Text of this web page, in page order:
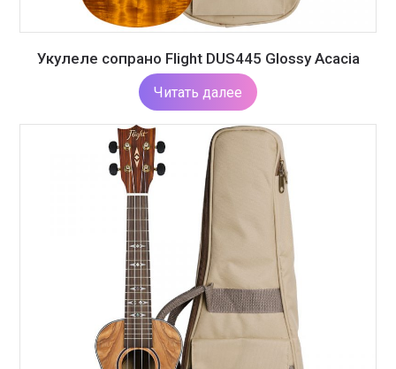
Укулеле сопрано Flight DUS445 Glossy Acacia
Читать далее